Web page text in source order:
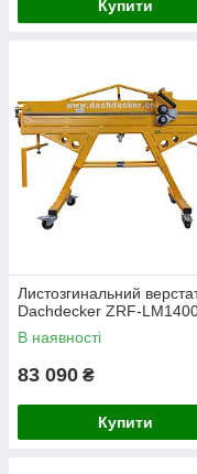
Купити
Листозгинальний
Dachdecker ZRF-
В наявності
83 090 ₴
Купити